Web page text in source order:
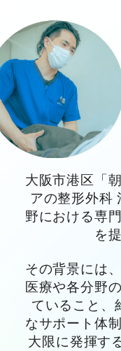
大阪市港区「
アの整形外科
野における専
を
その背景には
医療や各分野
ていること、
なサポート体
大限に発揮す